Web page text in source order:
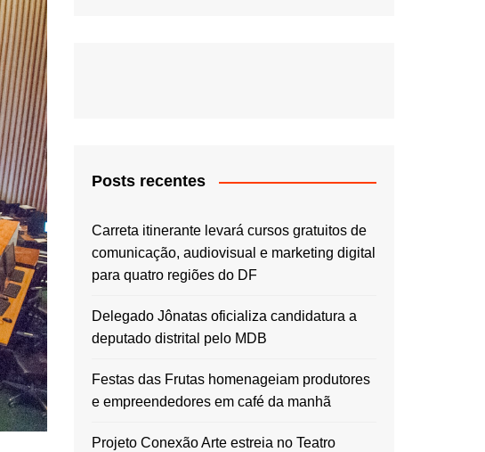
Posts recentes
Carreta itinerante levará cursos gratuitos de
comunicação, audiovisual e marketing digital
para quatro regiões do DF
Delegado Jônatas oficializa candidatura a
deputado distrital pelo MDB
Festas das Frutas homenageiam produtores
e empreendedores em café da manhã
Projeto Conexão Arte estreia no Teatro